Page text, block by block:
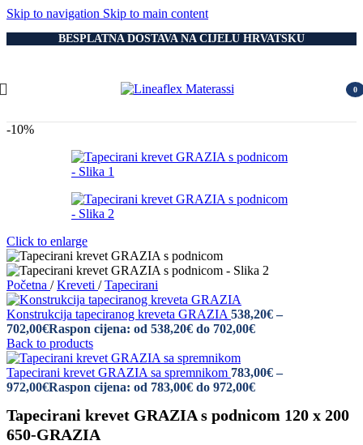
Skip to navigation Skip to main content
BESPLATNA DOSTAVA NA CIJELU HRVATSKU
0
-10%
Click to enlarge
Početna / Kreveti / Tapecirani
Konstrukcija tapeciranog kreveta GRAZIA 538,20€ –
702,00€Raspon cijena: od 538,20€ do 702,00€
Back to products
Tapecirani krevet GRAZIA sa spremnikom 783,00€ –
972,00€Raspon cijena: od 783,00€ do 972,00€
Tapecirani krevet GRAZIA s podnicom 120 x 200
650-GRAZIA